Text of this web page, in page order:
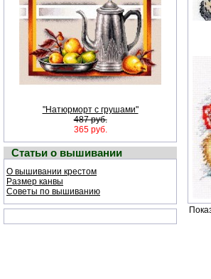
"Натюрморт с грушами"
487 руб.
365 руб.
Статьи о вышивании
О вышивании крестом
Размер канвы
Советы по вышиванию